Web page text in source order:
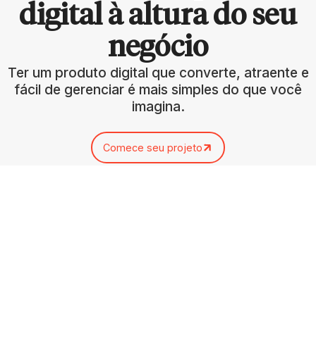
digital à altura do seu
negócio
Ter um produto digital que converte, atraente e
fácil de gerenciar é mais simples do que você
imagina.
Comece seu projeto